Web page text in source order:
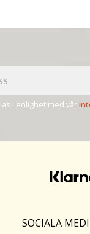
i enlighet med vår
SOCIALA